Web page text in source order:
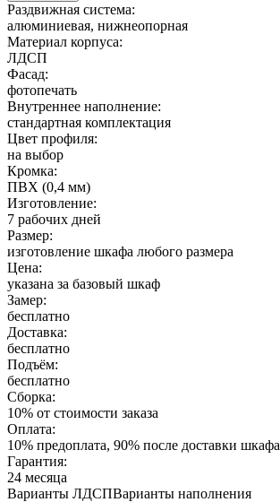
Раздвижная система:
алюминиевая, нижнеопорная
Материал корпуса:
ЛДСП
Фасад:
фотопечать
Внутреннее наполнение:
стандартная комплектация
Цвет профиля:
на выбор
Кромка:
ПВХ (0,4 мм)
Изготовление:
7 рабочих дней
Размер:
изготовление шкафа любого размера
Цена:
указана за базовый шкаф
Замер:
бесплатно
Доставка:
бесплатно
Подъём:
бесплатно
Сборка:
10% от стоимости заказа
Оплата:
10% предоплата, 90% после доставки шкафа
Гарантия:
24 месяца
Варианты ЛДСПВарианты наполнения